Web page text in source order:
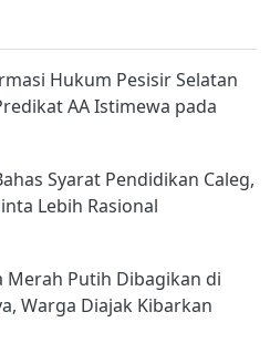
Hukum Pesisir Selatan
AA Istimewa pada
Syarat Pendidikan Caleg,
Lebih Rasional
Merah Putih Dibagikan di
Warga Diajak Kibarkan
2026